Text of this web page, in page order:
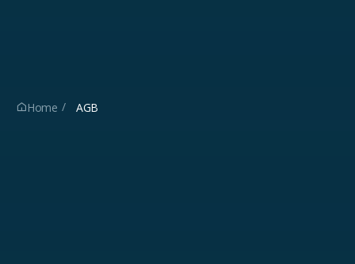
 Home AGB